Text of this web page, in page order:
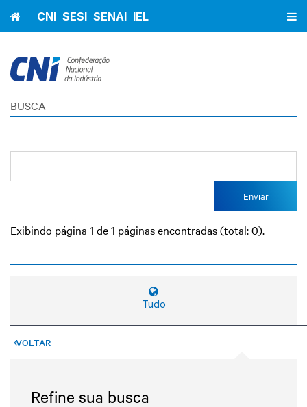
HomeCNI SESI SENAI IEL
BUSCA
Enviar
Exibindo página 1 de 1 páginas encontradas (total: 0).
Tudo
VOLTAR
Refine sua busca